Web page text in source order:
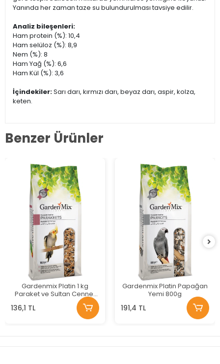
Yanında her zaman taze su bulundurulması tavsiye edilir.
Analiz bileşenleri:
Ham protein (%): 10,4
Ham selüloz (%): 8,9
Nem (%): 8
Ham Yağ (%): 6,6
Ham Kül (%): 3,6
İçindekiler:Sarı darı, kırmızı darı, beyaz darı, aspir, kolza,
keten.
Benzer Ürünler
Gardenmix Platin 1 kg
Paraket ve Sultan Cennet
Papağanı Yemi
136,1 TL
Gardenmix Platin Papağan
Yemi 800g
191,4 TL